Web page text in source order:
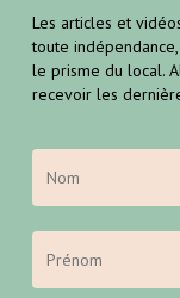
Les articles et
toute
le prisme du local.
recevoir les